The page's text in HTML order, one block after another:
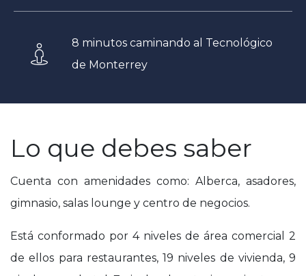
8 minutos caminando al Tecnológico
de Monterrey
Lo que debes saber
Cuenta con amenidades como: Alberca, asadores,
gimnasio, salas lounge y centro de negocios.
Está conformado por 4 niveles de área comercial 2
de ellos para restaurantes, 19 niveles de vivienda, 9